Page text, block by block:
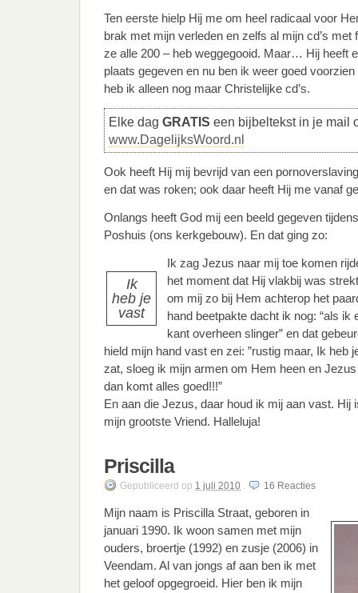
Ten eerste hielp Hij me om heel radicaal voor
brak met mijn verleden en zelfs al mijn cd’s
ze alle 200 – heb weggegooid. Maar… Hij heeft
plaats gegeven en nu ben ik weer goed
heb ik alleen nog maar Christelijke cd’s.
Elke dag GRATIS een bijbeltekst in je mail
www.DagelijksWoord.nl
Ook heeft Hij mij bevrijd van een
en dat was roken; ook daar heeft Hij me vanaf
Onlangs heeft God mij een beeld gegeven
Poshuis (ons kerkgebouw). En dat ging zo:
Ik
heb je
vast
Ik zag Jezus naar mij toe komen
het moment dat Hij vlakbij was
om mij zo bij Hem achterop het
hand beetpakte dacht ik nog: “als ik
kant overheen slinger” en dat
hield mijn hand vast en zei: ”rustig maar, Ik heb
zat, sloeg ik mijn armen om Hem heen en
dan komt alles goed!!!”
En aan die Jezus, daar houd ik mij aan vast. Hij
mijn grootste Vriend. Halleluja!
Priscilla
Gepubliceerd op 1 juli 2010 . 16 Reacties
Mijn naam is Priscilla Straat, geboren in
januari 1990. Ik woon samen met mijn
ouders, broertje (1992) en zusje (2006) in
Veendam. Al van jongs af aan ben ik met
het geloof opgegroeid. Hier ben ik mijn